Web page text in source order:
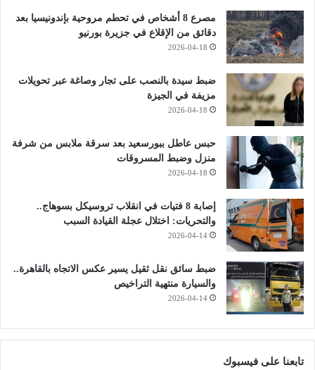
مصرع 8 أشخاص في تحطم مروحية بإندونيسيا بعد
دقائق من الإقلاع في جزيرة بورنيو
2026-04-18
ضبط سيدة بالنصب على تجار وصاغة عبر تحويلات
مزيفة في الجيزة
2026-04-18
حبس عاطل ببورسعيد بعد سرقة ملابس من شرفة
منزل وضبط المسروقات
2026-04-18
إصابة 8 فتيات في انقلاب تروسيكل بسوهاج..
والتحريات: اختلال عجلة القيادة السبب
2026-04-14
ضبط سائق نقل ثقيل يسير عكس الاتجاه بالقاهرة..
والسيارة منتهية التراخيص
2026-04-14
تابعنا على فيسبوك